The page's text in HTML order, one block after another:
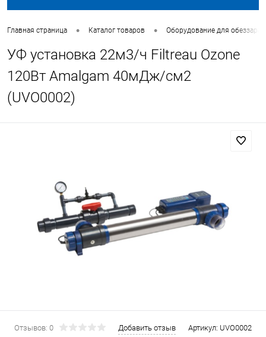
Главная страница • Каталог товаров • Оборудование для
УФ установка 22м3/ч Filtreau Ozone
120Вт Amalgam 40мДж/см2
(UVO0002)
Отзывов: 0 Добавить отзыв Артикул: UVO0002